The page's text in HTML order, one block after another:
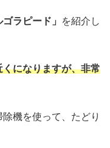
ラピード」
を紹介し
になりますが、非常
機を使って、たどり